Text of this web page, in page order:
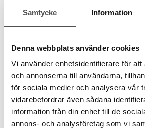
Samtycke Information
Denna webbplats använder cookies
Vi använder enhetsidentifierare för att
och annonserna till användarna,
för sociala medier och analysera vår
vidarebefordrar även sådana
information från din enhet till de
annons- och analysföretag som vi
färgbeständigt.
100% bomull
färgbeständigt
Artikelnummer:
DMC117MC-552